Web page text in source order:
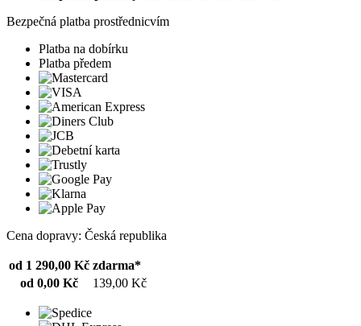
Bezpečná platba prostřednicvím
Platba na dobírku
Platba předem
Cena dopravy: Česká republika
od 1 290,00 Kč zdarma*
od 0,00 Kč
139,00 Kč